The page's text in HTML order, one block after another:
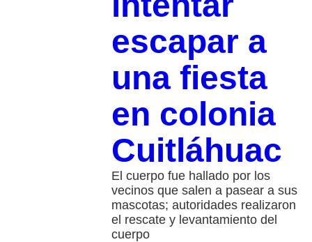
escapar a
una fiesta
en colonia
Cuitláhuac
El cuerpo fue hallado por los
vecinos que salen a pasear a sus
mascotas; autoridades realizaron
el rescate y levantamiento del
cuerpo